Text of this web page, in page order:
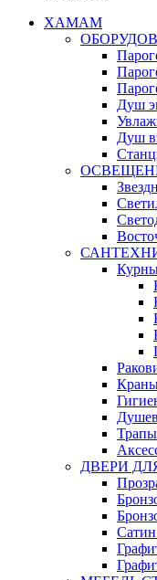
ХАМАМ
Душ
Душ
ДВЕРИ
Сатин